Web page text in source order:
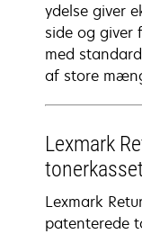
ydelse giver
side og giver
med
af store
Lexmark
Lexmark
patenterede